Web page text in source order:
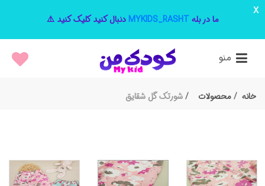
ما در بلهMYKIDS_RASHT دنبال کنید کلیک کنید ⚠️
x
منو
خانه محصولات شورتک گل شقایق